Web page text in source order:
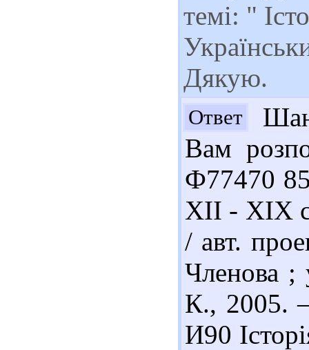
темі: "
Дякую.
Ответ
Вам
Ф77470
XII - XIX
/ авт.
Членова
К., 2005.
И90